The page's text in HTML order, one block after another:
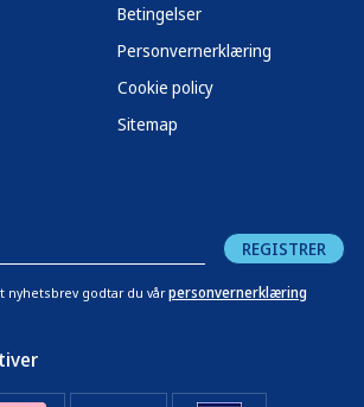
Betingelser
Personvernerklæring
Cookie policy
Sitemap
REGISTRER
nyhetsbrev godtar du vår personvernerklæring